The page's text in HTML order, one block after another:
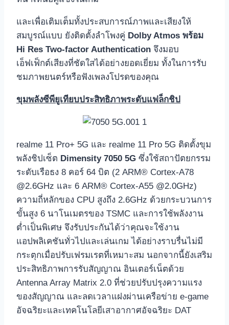
และเพื่อเติมเต็มทั้งประสบการณ์ภาพและเสียงให้
สมบูรณ์แบบ ยังติดตั้งลำโพงคู่ Dolby Atmos พร้อม
Hi Res Two-factor Authentication จึงมอบ
เอ็ฟเฟ็กต์เสียงที่ชัดใสได้อย่างยอดเยี่ยม ทั้งในการรับ
ชมภาพยนตร์หรือฟังเพลงโปรดของคุณ
ขุมพลังซีพียูเทียบประสิทธิภาพระดับแฟล็กชิป
realme 11 Pro+ 5G และ realme 11 Pro 5G ติดตั้งขุม
พลังชิปเซ็ต Dimensity 7050 5G ซึ่งใช้สถาปัตยกรรม
ระดับเรือธง 8 คอร์ 64 บิต (2 ARM® Cortex-A78
@2.6GHz และ 6 ARM® Cortex-A55 @2.0GHz)
ความถี่หลักของ CPU สูงถึง 2.6GHz ด้วยกระบวนการ
ขั้นสูง 6 นาโนเมตรของ TSMC และการใช้พลังงาน
ต่ำเป็นพิเศษ จึงรับประกันได้ว่าคุณจะใช้งาน
แอปพลิเคชันทั่วไปและเล่นเกม ได้อย่างราบรื่นไม่มี
กระตุกเมื่อปรับเฟรมเรตที่เหมาะสม นอกจากนี้ยังเสริม
ประสิทธิภาพการรับสัญญาณ อินเตอร์เน็ตด้วย
Antenna Array Matrix 2.0 ที่ช่วยปรับปรุงความแรง
ของสัญญาณ และลดเวลาแฝงผ่านเครือข่าย e-game
อัจฉริยะและเทคโนโลยีเสาอากาศอัจฉริยะ DAT